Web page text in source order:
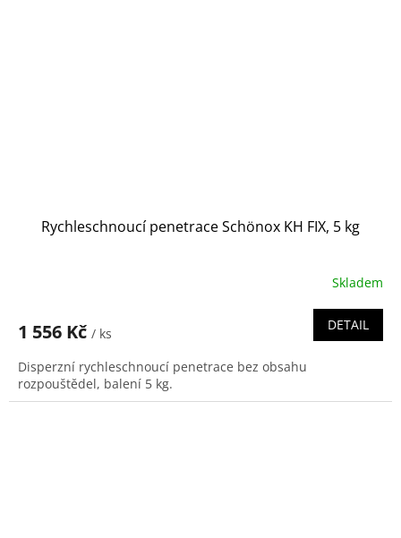
Rychleschnoucí penetrace Schönox KH FIX, 5 kg
Skladem
1 556 Kč / ks
DETAIL
Disperzní rychleschnoucí penetrace bez obsahu
rozpouštědel, balení 5 kg.